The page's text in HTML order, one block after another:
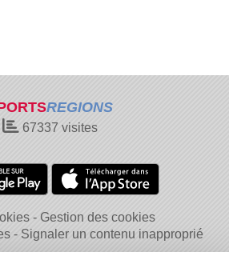
REGIONS
67337 visites
Gestion des cookies
Signaler un contenu inapproprié